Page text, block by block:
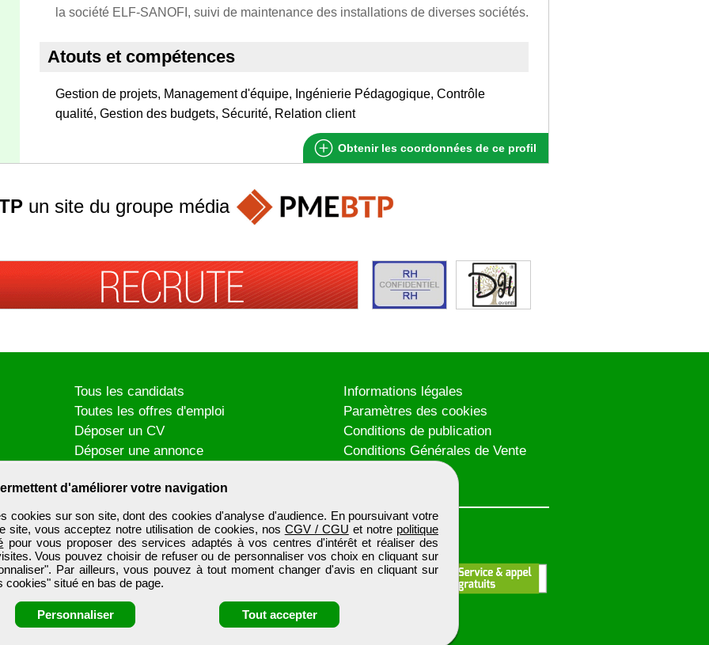
la société ELF-SANOFI, suivi de maintenance des installations de diverses sociétés.
Atouts et compétences
Gestion de projets, Management d'équipe, Ingénierie Pédagogique, Contrôle
qualité, Gestion des budgets, Sécurité, Relation client
Obtenir les coordonnées de ce profil
d'améliorer votre navigation
cookies sur son site, dont des cookies d'analyse d'audience. En poursuivant votre
site, vous acceptez notre utilisation de cookies, nos CGV / CGU et notre politique
pour vous proposer des services adaptés à vos centres d'intérêt et réaliser des
Vous pouvez choisir de refuser ou de personnaliser vos choix en cliquant sur
Par ailleurs, vous pouvez à tout moment changer d'avis en cliquant sur
cookies" situé en bas de page.
Personnaliser Tout accepter
un site du groupe média
Tous les candidats
Toutes les offres d'emploi
Déposer un CV
Déposer une annonce
Informations légales
Paramètres des cookies
Conditions de publication
Conditions Générales de Vente